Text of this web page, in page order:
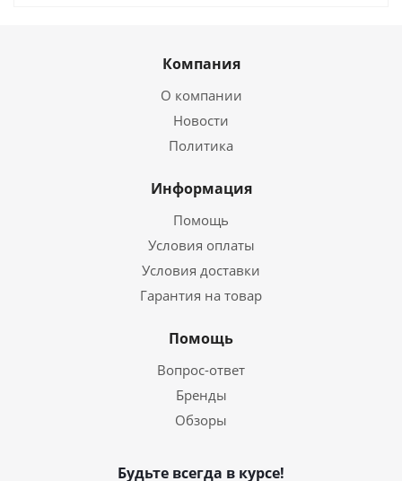
Компания
О компании
Новости
Политика
Информация
Помощь
Условия оплаты
Условия доставки
Гарантия на товар
Помощь
Вопрос-ответ
Бренды
Обзоры
Будьте всегда в курсе!